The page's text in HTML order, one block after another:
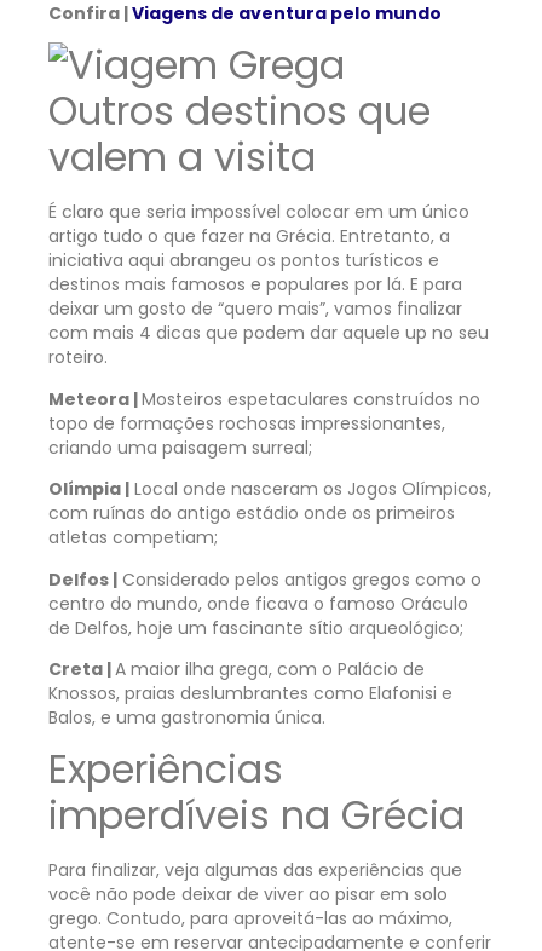
Confira |Viagens de aventura pelo mundo
Outros destinos que
valem a visita
É claro que seria impossível colocar em um único
artigo tudo o que fazer na Grécia. Entretanto, a
iniciativa aqui abrangeu os pontos turísticos e
destinos mais famosos e populares por lá. E para
deixar um gosto de “quero mais”, vamos finalizar
com mais 4 dicas que podem dar aquele up no seu
roteiro.
Meteora |Mosteiros espetaculares construídos no
topo de formações rochosas impressionantes,
criando uma paisagem surreal;
Olímpia | Local onde nasceram os Jogos Olímpicos,
com ruínas do antigo estádio onde os primeiros
atletas competiam;
Delfos | Considerado pelos antigos gregos como o
centro do mundo, onde ficava o famoso Oráculo
de Delfos, hoje um fascinante sítio arqueológico;
Creta |A maior ilha grega, com o Palácio de
Knossos, praias deslumbrantes como Elafonisi e
Balos, e uma gastronomia única.
Experiências
imperdíveis na Grécia
Para finalizar, veja algumas das experiências que
você não pode deixar de viver ao pisar em solo
grego. Contudo, para aproveitá-las ao máximo,
atente-se em reservar antecipadamente e conferir